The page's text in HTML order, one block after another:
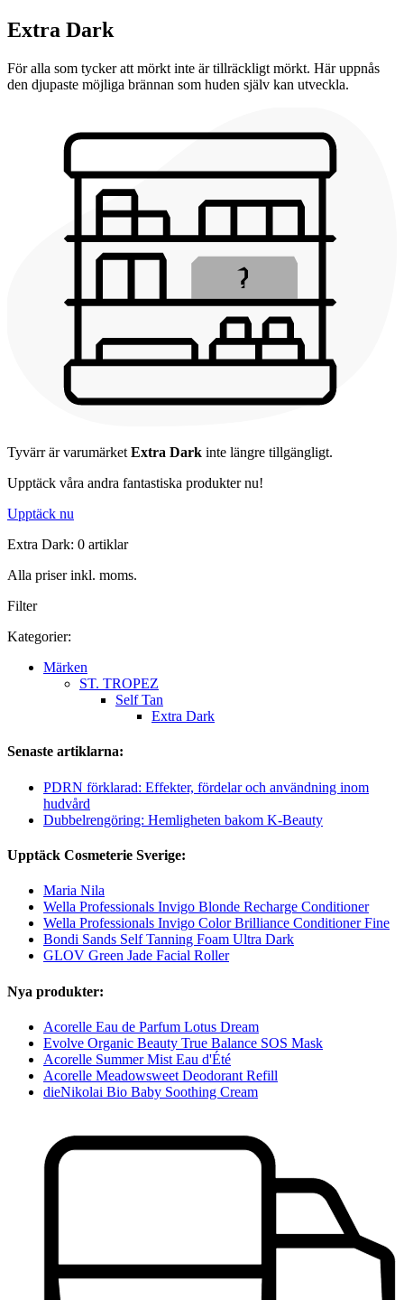
Extra Dark
För alla som tycker att mörkt inte är tillräckligt mörkt. Här uppnås
den djupaste möjliga brännan som huden själv kan utveckla.
Tyvärr är varumärket Extra Dark inte längre tillgängligt.
Upptäck våra andra fantastiska produkter nu!
Upptäck nu
Extra Dark: 0 artiklar
Alla priser inkl. moms.
Filter
Kategorier:
Märken
ST. TROPEZ
Self Tan
Extra Dark
Senaste artiklarna:
PDRN förklarad: Effekter, fördelar och användning inom
hudvård
Dubbelrengöring: Hemligheten bakom K-Beauty
Upptäck Cosmeterie Sverige:
Maria Nila
Wella Professionals Invigo Blonde Recharge Conditioner
Wella Professionals Invigo Color Brilliance Conditioner Fine
Bondi Sands Self Tanning Foam Ultra Dark
GLOV Green Jade Facial Roller
Nya produkter:
Acorelle Eau de Parfum Lotus Dream
Evolve Organic Beauty True Balance SOS Mask
Acorelle Summer Mist Eau d'Été
Acorelle Meadowsweet Deodorant Refill
dieNikolai Bio Baby Soothing Cream